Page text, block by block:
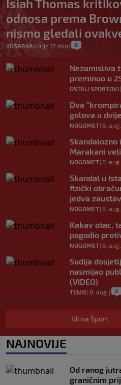
Isiah Thomas
odnosa prema
nismo gledali
KOŠARKA | prije 12 min | 0
Nezamisliva
preminuo u
OSTALI SPORTOVI|
Dva
golova u
NOGOMET| 8. aug.
Skandalozno
Marakani
NOGOMET| 8. aug.
Skandal u
fizički
jedva
NOGOMET| 8. aug.
Kakav otac,
pogodio
NOGOMET| 8. aug.
Sudija
nasmijao
(VIDEO)
TENIS| 8. aug. | 0
Haos u
nasrnuo na
Lionela
NOGOMET |8. aug.
Idi na Sport
NAJNOVIJE
Od ranog
graničnim